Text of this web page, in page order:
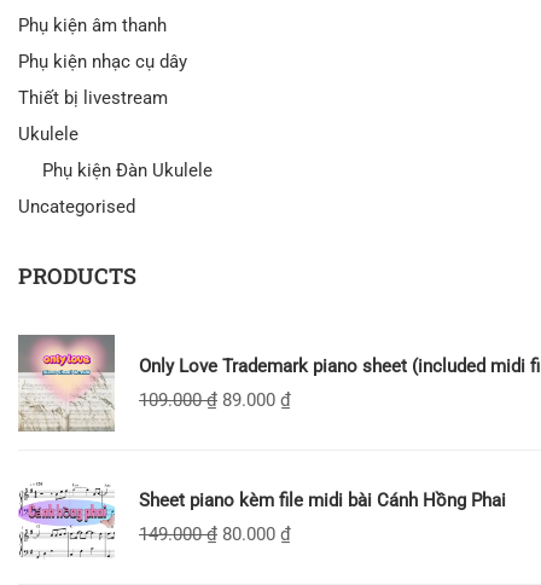
Phụ kiện âm thanh
Phụ kiện nhạc cụ dây
Thiết bị livestream
Ukulele
Phụ kiện Đàn Ukulele
Uncategorised
PRODUCTS
Only Love Trademark piano sheet (included midi
109.000₫ 89.000 ₫
Sheet piano kèm file midi bài Cánh Hồng Phai
149.000₫ 80.000 ₫